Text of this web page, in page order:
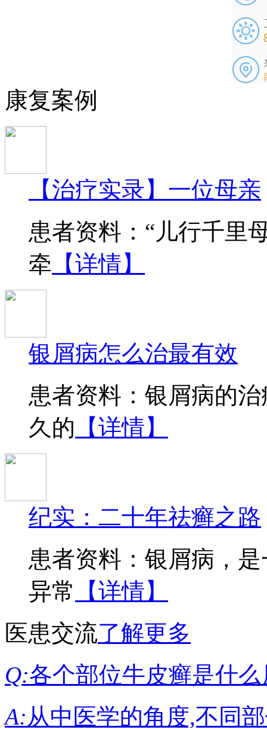
康复案例
【治疗实录】一位母亲
患者资料：“儿行千里
牵 【详情】
银屑病怎么治最有效
患者资料：银屑病的
久的 【详情】
纪实：二十年祛癣之路
患者资料：银屑病，
异常
【详情】
医患交流了解更多
Q:各个部位牛皮癣是什
A:从中医学的角度,不同